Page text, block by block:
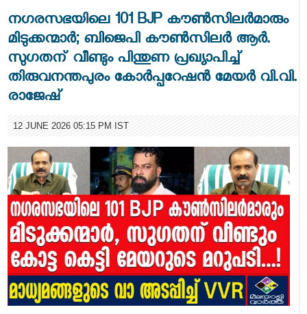
നഗരസഭയിലെ 101 BJP കൗൺസിലർമാരും
മിടുക്കന്മാർ; ബിജെപി കൗൺസിലർ ആർ.
സുഗതന് വീണ്ടും പിന്തുണ പ്രഖ്യാപിച്ച്
തിരുവനന്തപുരം കോർപ്പറേഷൻ മേയർ വി.വി.
രാജേഷ്
12 JUNE 2026 05:15 PM IST